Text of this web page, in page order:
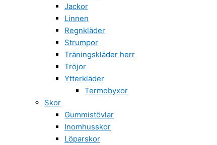
Jackor
Linnen
Regnkläder
Strumpor
Träningskläder herr
Tröjor
Ytterkläder
Termobyxor
Skor
Gummistövlar
Inomhusskor
Löparskor